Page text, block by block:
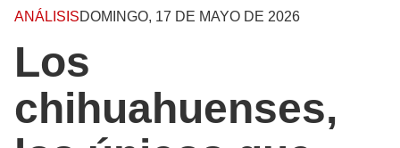
ANÁLISISDOMINGO, 17 DE MAYO DE 2026
Los
chihuahuenses,